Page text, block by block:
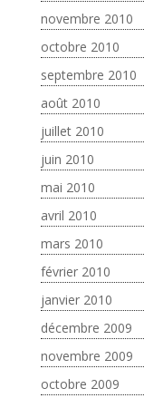
novembre 2010
octobre 2010
septembre 2010
août 2010
juillet 2010
juin 2010
mai 2010
avril 2010
mars 2010
février 2010
janvier 2010
décembre 2009
novembre 2009
octobre 2009